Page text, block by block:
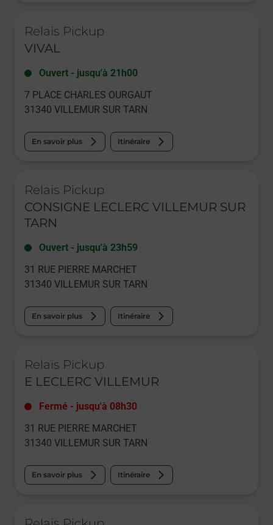
Relais Pickup
VIVAL
Ouvert - jusqu'à 21h00
7 PLACE CHARLES OURGAUT
31340 VILLEMUR SUR TARN
En savoir plus Itinéraire
Relais Pickup
CONSIGNE LECLERC VILLEMUR SUR
TARN
Ouvert - jusqu'à 23h59
31 RUE PIERRE MARCHET
31340 VILLEMUR SUR TARN
En savoir plus Itinéraire
Relais Pickup
E LECLERC VILLEMUR
Fermé - jusqu'à 08h30
31 RUE PIERRE MARCHET
31340 VILLEMUR SUR TARN
En savoir plus Itinéraire